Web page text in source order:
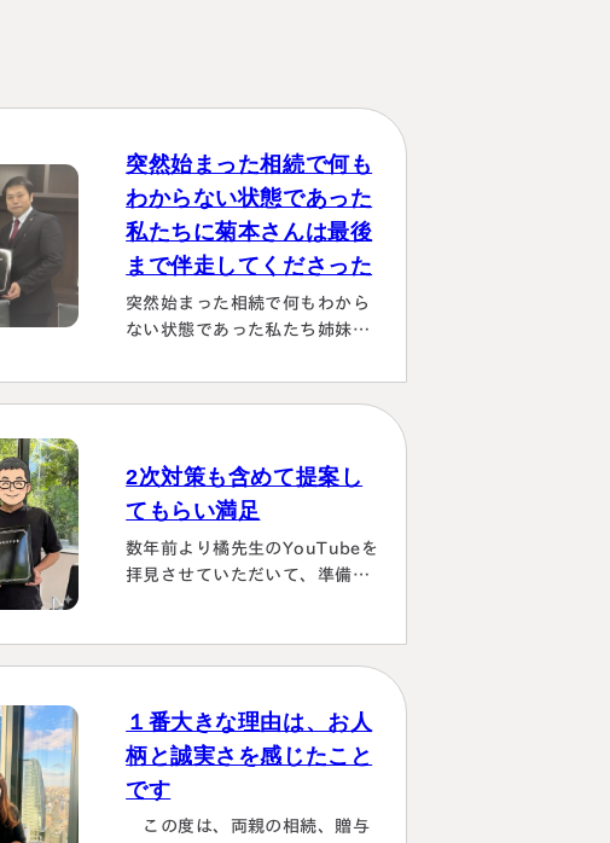
突然始まった相続で何も
わからない状態であった
私たちに菊本さんは最後
まで伴走してくださった
突然始まった相続で何もわから
ない状態であった私たち姉妹に
ださり 本当にありがたかったで
す。東京に住む私達にとっては
が、週1度は東京事務所に来て
おられるということで、 私たち
の都合に合わせて面談してくだ
さり、はじめの心配は杞憂とな
りました。 途中分からないこと
ことができほっとしていま…
2次対策も含めて提案し
てもらい満足
数年前より橘先生のYouTubeを
拝見させていただいて、準備し
ただき、それも素早いことに感
謝しました。また2次対策も含
めた提案をしてもらい満足して
おります。有り難うございまし
１番大きな理由は、お人
柄と誠実さを感じたこと
です
この度は、両親の相続、贈与